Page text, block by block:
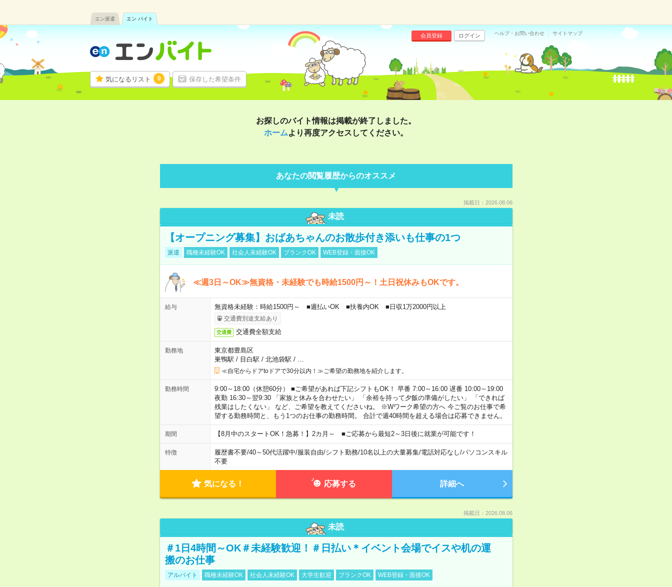
エン派遣 エン バイト
気になるリスト 0 保存した希望条件
会員登録 ログイン ヘルプ・お問い合わせ サイトマップ
お探しのバイト情報は掲載が終了しました。
ホームより再度アクセスしてください。
あなたの閲覧履歴からのオススメ
掲載日：2026.08.06
未読
【オープニング募集】おばあちゃんのお散歩付き添いも仕事の1つ
派遣 職種未経験OK 社会人未経験OK ブランクOK WEB登録・面接OK
≪週3日～OK≫無資格・未経験でも時給1500円～！土日祝休みもOKです。
給与 無資格未経験：時給1500円～ ■週払いOK ■扶養内OK ■日収1万2000円以上
交通費別途支給あり
交通費 交通費全額支給
勤務地
東京都豊島区
巣鴨駅 / 目白駅 / 北池袋駅 / …
≪自宅からドアtoドアで30分以内！≫ご希望の勤務地を紹介します。
勤務時間
9:00～18:00（休憩60分） ■ご希望があれば下記シフトもOK！ 早番 7:00～16:00 遅番 10:00～19:00
夜勤 16:30～翌9:30 「家族と休みを合わせたい」 「余裕を持って夕飯の準備がしたい」 「できれば
残業はしたくない」 など、ご希望を教えてくださいね。 ※Wワーク希望の方へ 今ご覧のお仕事で希
望する勤務時間と、もう1つのお仕事の勤務時間。 合計で週40時間を超える場合は応募できません。
期間 【8月中のスタートOK！急募！】2カ月～ ■ご応募から最短2～3日後に就業が可能です！
特徴 履歴書不要/40～50代活躍中/服装自由/シフト勤務/10名以上の大量募集/電話対応なし/パソコンスキル
不要
気になる！ 応募する 詳細へ
掲載日：2026.08.06
未読
＃1日4時間～OK＃未経験歓迎！＃日払い＊イベント会場でイスや机の運
搬のお仕事
アルバイト 職種未経験OK 社会人未経験OK 大学生歓迎 ブランクOK WEB登録・面接OK